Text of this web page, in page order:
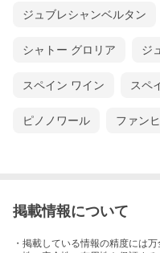
ジュブレシャンベルタン
シャトー グロリア ジ
スペイン ワイン スペ
ピノノワール ファン
掲載情報について
・掲載している情報の精度には